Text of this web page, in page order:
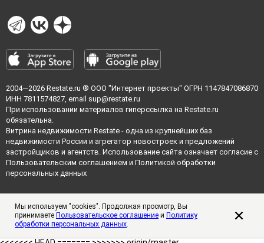
2004—2026 Restate.ru ® ООО "Интернет проекты" ОГРН 1147847086870
ИНН 7811574827, email sup@restate.ru
При использовании материалов гиперссылка на Restate.ru
обязательна.
Витрина недвижимости Restate - одна из крупнейших баз
недвижимости России и агрегатор новостроек и предложений
застройщиков и агентств. Использование сайта означает согласие с
Пользовательским соглашением и Политикой обработки
персональных данных
Мы используем "cookies". Продолжая просмотр, Вы
принимаете Пользовательское соглашение и Политику
обработки персональных данных.